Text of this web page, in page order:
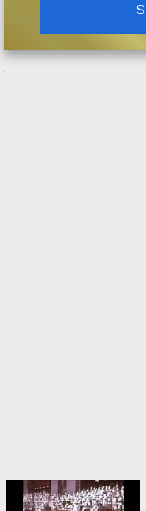
cismáticos, y
audio es un